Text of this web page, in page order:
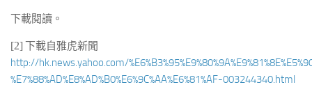
下載閱讀。
[2] 下載自雅虎新聞
http://hk.news.yahoo.com/
%E7%88%AD%E8%AD%B0%E6%9C%AA%E6%81%AF-003244340.html